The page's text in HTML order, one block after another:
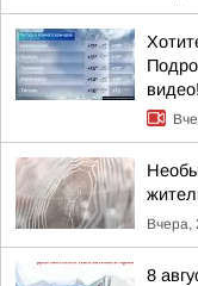
видео!
Вчера,
8